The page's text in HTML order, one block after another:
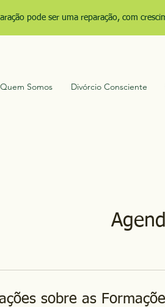
pode ser uma reparação, com
Quem Somos Divórcio Consciente
sobre as